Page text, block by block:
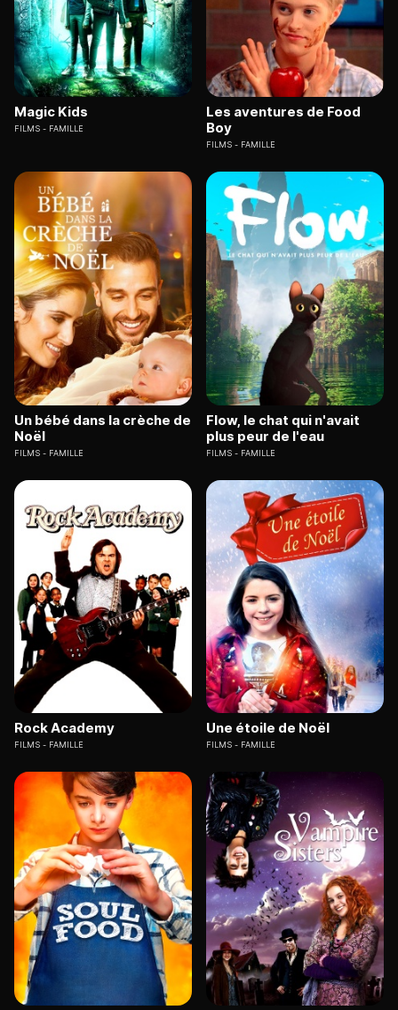
Magic Kids
FILMS FAMILLE
Les aventures de Food
Boy
FILMS FAMILLE
Un bébé dans la crèche de
Noël
FILMS FAMILLE
Flow, le chat qui n'avait
plus peur de l'eau
FILMS FAMILLE
Rock Academy
FILMS FAMILLE
Une étoile de Noël
FILMS FAMILLE